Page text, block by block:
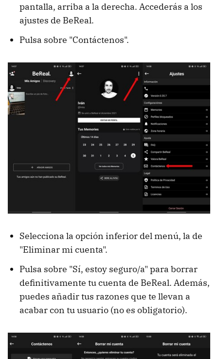
pantalla, arriba a la derecha. Accederás a los
ajustes de BeReal.
Pulsa sobre "Contáctenos".
Selecciona la opción inferior del menú, la de
"Eliminar mi cuenta".
Pulsa sobre "Sí, estoy seguro/a" para borrar
definitivamente tu cuenta de BeReal. Además,
puedes añadir tus razones que te llevan a
acabar con tu usuario (no es obligatorio).